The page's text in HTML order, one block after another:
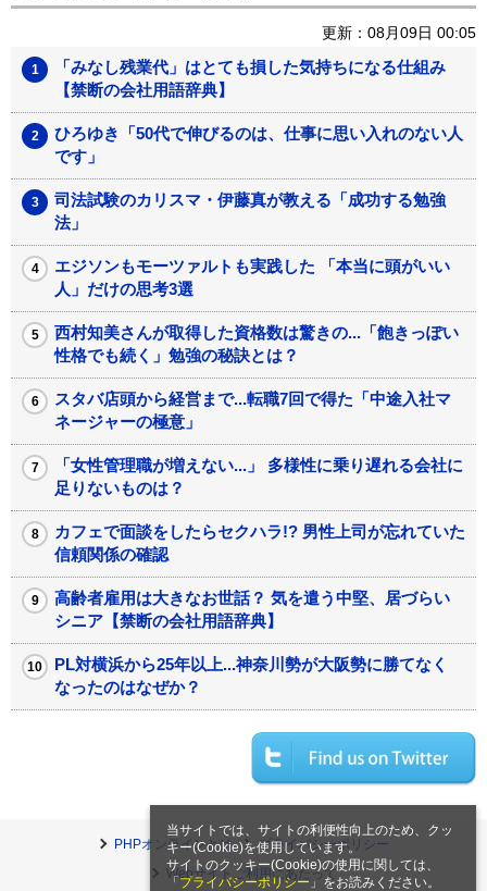
当サイトでは、サイトの利便性向上のため、クッ
キー(Cookie)を使用しています。
サイトのクッキー(Cookie)の使用に関しては、
「 プライバシーポリシー 」をお読みください。
更新：08月09日 00:05
「みなし残業代」はとても損した気持ちになる仕組み
【禁断の会社用語辞典】
ひろゆき「50代で伸びるのは、仕事に思い入れのない人
です」
司法試験のカリスマ・伊藤真が教える「成功する勉強
法」
エジソンもモーツァルトも実践した 「本当に頭がいい
人」だけの思考3選
西村知美さんが取得した資格数は驚きの...「飽きっぽい
性格でも続く」勉強の秘訣とは？
スタバ店頭から経営まで...転職7回で得た「中途入社マ
ネージャーの極意」
「女性管理職が増えない...」 多様性に乗り遅れる会社に
足りないものは？
カフェで面談をしたらセクハラ!? 男性上司が忘れていた
信頼関係の確認
高齢者雇用は大きなお世話？ 気を遣う中堅、居づらい
シニア【禁断の会社用語辞典】
PL対横浜から25年以上...神奈川勢が大阪勢に勝てなく
なったのはなぜか？
PHPオンラインとは
プライバシーポリシー
Webサイトご利用にあたって